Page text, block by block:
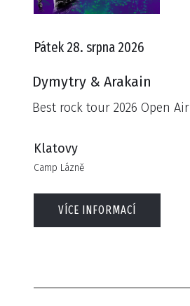
Pátek 28. srpna 2026
Dymytry & Arakain
Best rock tour 2026 Open Air
Klatovy
Camp Lázně
VÍCE INFORMACÍ